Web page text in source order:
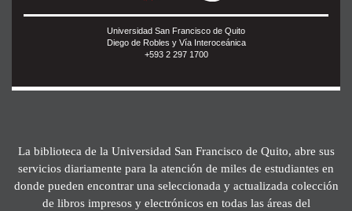
Universidad San Francisco de Quito
Diego de Robles y Vía Interoceánica
+593 2 297 1700
La biblioteca de la Universidad San Francisco de Quito, abre sus
servicios diariamente para la atención de miles de estudiantes en
donde pueden encontrar una seleccionada y actualizada colección
de libros impresos y electrónicos en todas las áreas del